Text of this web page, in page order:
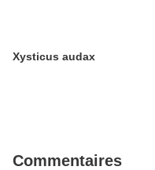
Xysticus audax
Commentaires